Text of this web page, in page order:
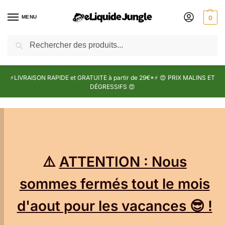
MENU 0
⚡LIVRAISON RAPIDE et GRATUITE à partir de 29€*⚡ 😍 PRIX MALINS ET
DÉGRESSIFS 😍
⚠️ ATTENTION : Nous
sommes fermés tout le mois
d'aout pour les vacances 😎 !